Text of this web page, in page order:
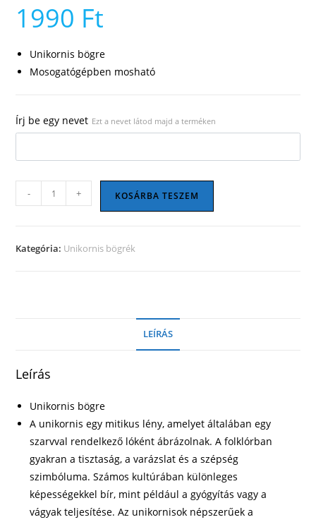
1990 Ft
Unikornis bögre
Mosogatógépben mosható
Írj be egy nevet Ezt a nevet látod majd a terméken
Unikornis
bögre
mennyiség
- + KOSÁRBA TESZEM
Kategória: Unikornis bögrék
LEÍRÁS
Leírás
Unikornis bögre
A unikornis egy mitikus lény, amelyet általában egy
szarvval rendelkező lóként ábrázolnak. A folklórban
gyakran a tisztaság, a varázslat és a szépség
szimbóluma. Számos kultúrában különleges
képességekkel bír, mint például a gyógyítás vagy a
vágyak teljesítése. Az unikornisok népszerűek a